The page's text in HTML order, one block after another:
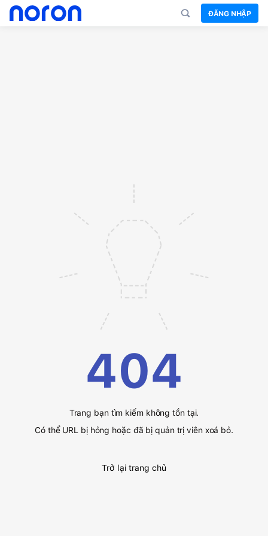
ĐĂNG NHẬP
404
Trang bạn tìm kiếm không tồn tại.
Có thể URL bị hỏng hoặc đã bị quản trị viên xoá bỏ.
Trở lại trang chủ